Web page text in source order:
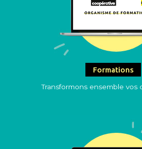
Formations
Transformons ensemble vos